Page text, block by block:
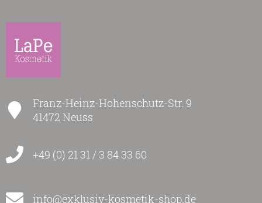
Franz-Heinz-Hohenschutz-Str. 9
41472 Neuss
+49 (0) 21 31 / 3 84 33 60
info@exklusiv-kosmetik-shop.de